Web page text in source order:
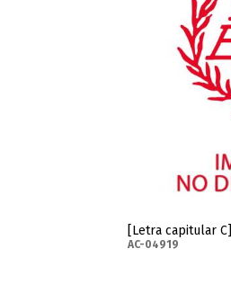
[Letra capitular C]
AC-04919